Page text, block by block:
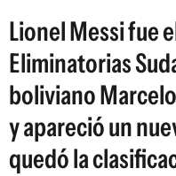
Lionel Messi fue
Eliminatorias
boliviano
y apareció un
quedó la